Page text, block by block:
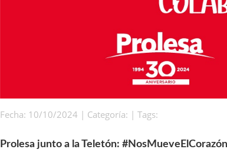
Fecha: 10/10/2024 | Categoría: | Tags:
Prolesa junto a la Teletón: #NosMueveElCorazón